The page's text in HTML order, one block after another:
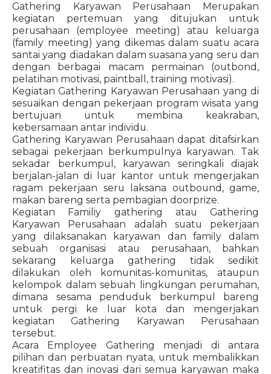
Gathering Karyawan Perusahaan Merupakan
kegiatan pertemuan yang ditujukan untuk
perusahaan (employee meeting) atau keluarga
(family meeting) yang dikemas dalam suatu acara
santai yang diadakan dalam suasana yang seru dan
dengan berbagai macam permainan (outbond,
pelatihan motivasi, paintball, training motivasi).
Kegiatan Gathering Karyawan Perusahaan yang di
sesuaikan dengan pekerjaan program wisata yang
bertujuan untuk membina keakraban,
kebersamaan antar individu.
Gathering Karyawan Perusahaan dapat ditafsirkan
sebagai pekerjaan berkumpulnya karyawan. Tak
sekadar berkumpul, karyawan seringkali diajak
berjalan-jalan di luar kantor untuk mengerjakan
ragam pekerjaan seru laksana outbound, game,
makan bareng serta pembagian doorprize.
Kegiatan Familiy gathering atau Gathering
Karyawan Perusahaan adalah suatu pekerjaan
yang dilaksanakan karyawan dan family dalam
sebuah organisasi atau perusahaan, bahkan
sekarang keluarga gathering tidak sedikit
dilakukan oleh komunitas-komunitas, ataupun
kelompok dalam sebuah lingkungan perumahan,
dimana sesama penduduk berkumpul bareng
untuk pergi ke luar kota dan mengerjakan
kegiatan Gathering Karyawan Perusahaan
tersebut.
Acara Employee Gathering menjadi di antara
pilihan dan perbuatan nyata, untuk membalikkan
kreatifitas dan inovasi dari semua karyawan maka